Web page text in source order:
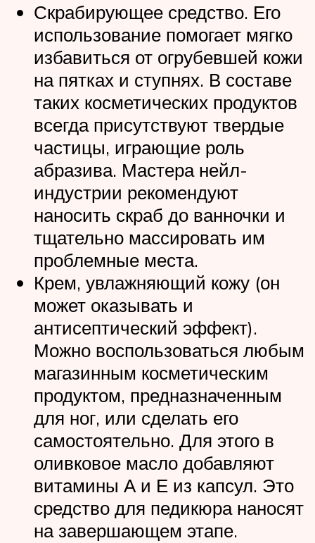
Скрабирующее средство. Его
использование помогает мягко
избавиться от огрубевшей кожи
на пятках и ступнях. В составе
таких косметических продуктов
всегда присутствуют твердые
частицы, играющие роль
абразива. Мастера нейл-
индустрии рекомендуют
наносить скраб до ванночки и
тщательно массировать им
проблемные места.
Крем, увлажняющий кожу (он
может оказывать и
антисептический эффект).
Можно воспользоваться любым
магазинным косметическим
продуктом, предназначенным
для ног, или сделать его
самостоятельно. Для этого в
оливковое масло добавляют
витамины А и Е из капсул. Это
средство для педикюра наносят
на завершающем этапе.